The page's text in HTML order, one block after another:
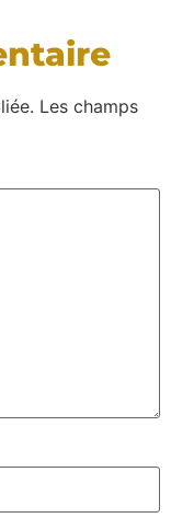
Les champs